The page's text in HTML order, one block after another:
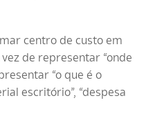
centro de custo em
vez de representar “onde
“o que é o
escritório”, “despesa